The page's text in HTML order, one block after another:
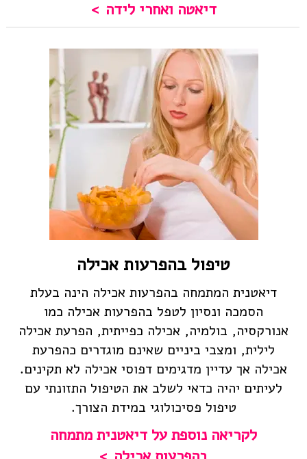
דיאטה ואחרי לידה
טיפול בהפרעות אכילה
דיאטנית המתמחה בהפרעות אכילה הינה בעלת
הסמכה ונסיון לטפל בהפרעות אכילה כמו
אנורקסיה, בולמיה, אכילה כפייתית, הפרעת אכילה
לילית, ומצבי ביניים שאינם מוגדרים כהפרעת
אכילה אך עדיין מדגימים דפוסי אכילה לא תקינים.
לעיתים יהיה כדאי לשלב את הטיפול התזונתי עם
טיפול פסיכולוגי במידת הצורך.
לקריאה נוספת על דיאטנית מתמחה